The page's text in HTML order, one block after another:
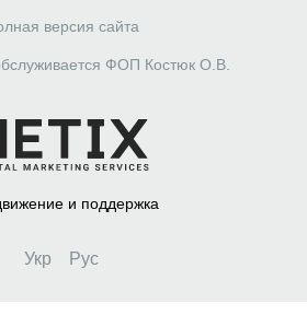
версия сайта
ФОП Костюк О.В.
и поддержка
Укр Рус